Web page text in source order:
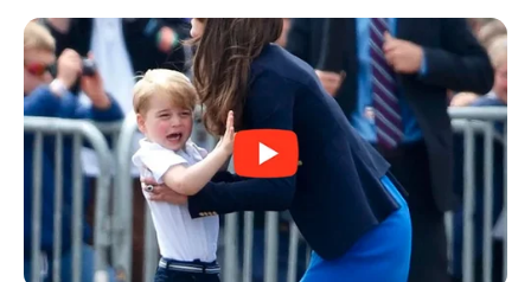
8 Kata Lucu Seputar Malam
Minggu ala Jomblo yang Bikin
Ngenes